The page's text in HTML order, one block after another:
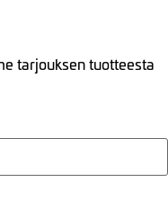
tarjouksen tuotteesta